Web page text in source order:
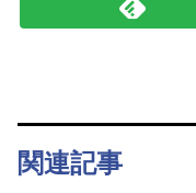
関連記事